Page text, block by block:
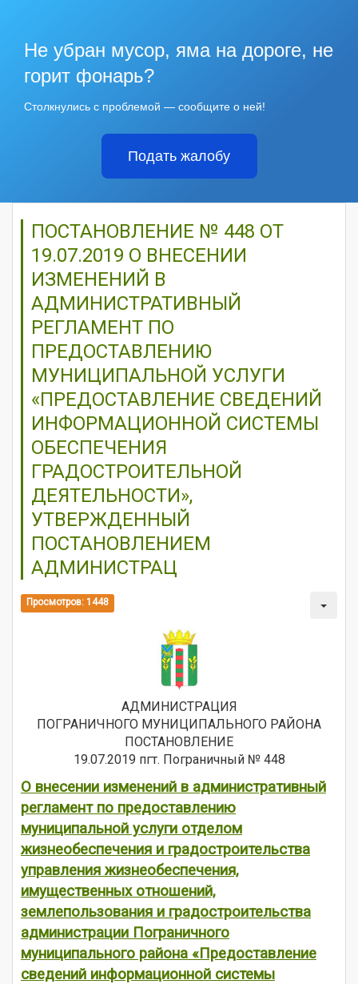
Не убран мусор, яма на дороге, не
горит фонарь?
Столкнулись с проблемой — сообщите о ней!
Подать жалобу
ПОСТАНОВЛЕНИЕ № 448 ОТ
19.07.2019 О ВНЕСЕНИИ
ИЗМЕНЕНИЙ В
АДМИНИСТРАТИВНЫЙ
РЕГЛАМЕНТ ПО
ПРЕДОСТАВЛЕНИЮ
МУНИЦИПАЛЬНОЙ УСЛУГИ
«ПРЕДОСТАВЛЕНИЕ СВЕДЕНИЙ
ИНФОРМАЦИОННОЙ СИСТЕМЫ
ОБЕСПЕЧЕНИЯ
ГРАДОСТРОИТЕЛЬНОЙ
ДЕЯТЕЛЬНОСТИ»,
УТВЕРЖДЕННЫЙ
ПОСТАНОВЛЕНИЕМ
АДМИНИСТРАЦ
Просмотров: 1448
АДМИНИСТРАЦИЯ
ПОГРАНИЧНОГО МУНИЦИПАЛЬНОГО РАЙОНА
ПОСТАНОВЛЕНИЕ
19.07.2019 пгт. Пограничный № 448
О внесении изменений в административный
регламент по предоставлению
муниципальной услуги отделом
жизнеобеспечения и градостроительства
управления жизнеобеспечения,
имущественных отношений,
землепользования и градостроительства
администрации Пограничного
муниципального района «Предоставление
сведений информационной системы